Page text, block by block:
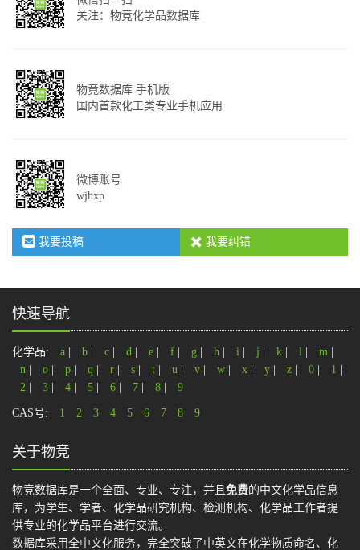
关注：物竞化学品数据库
物竟数据库 手机版
国内首款化工类专业手机应用
微博账号
wjhxp
我要投稿 我要纠错
快速导航
化学品: a b c d e f g h i j k l m
n
o p q r s t u v w x y z 0 1
2
3 4 5 6 7 8 9
CAS号: 1 2 3 4 5 6 7 8 9
关于物竞
物竞数据库是一个全面、专业、专注，并且 免费的中文化学品信息
库，为学生、学者、化学品研究机构、检测机构、化学品工作者提
供专业的化学品平台进行交流。
数据库采用全中文化服务，完全突破了中英文在化学物质命名、化